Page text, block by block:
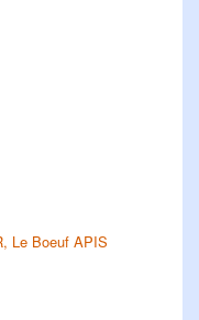
Le Boeuf APIS